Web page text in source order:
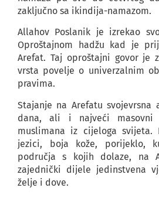
zaključno sa ikindija-namazom.
Allahov Poslanik je izrekao
Oproštajnom hadžu kad je
Arefat. Taj oproštajni govor je
vrsta povelje o univerzalnim
pravima.
Stajanje na Arefatu svojevrsna
dana, ali i najveći masovni
muslimana iz cijeloga
jezici, boja kože, porijeklo,
područja s kojih dolaze, na
zajednički dijele jedinstvena
želje i dove.